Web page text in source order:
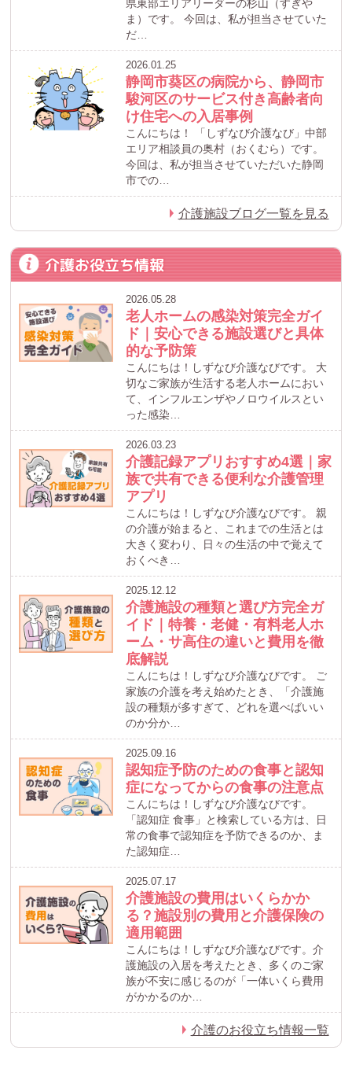
県東部エリアリーダーの杉山（すぎや
ま）です。 今回は、私が担当させていた
だ…
2026.01.25
静岡市葵区の病院から、静岡市
駿河区のサービス付き高齢者向
け住宅への入居事例
こんにちは！ 「しずなび介護なび」中部
エリア相談員の奥村（おくむら）です。
今回は、私が担当させていただいた静岡
市での…
介護施設ブログ一覧を見る
介護お役立ち情報
2026.05.28
老人ホームの感染対策完全ガイ
ド｜安心できる施設選びと具体
的な予防策
こんにちは！しずなび介護なびです。 大
切なご家族が生活する老人ホームにおい
て、インフルエンザやノロウイルスとい
った感染…
2026.03.23
介護記録アプリおすすめ4選｜家
族で共有できる便利な介護管理
アプリ
こんにちは！しずなび介護なびです。 親
の介護が始まると、これまでの生活とは
大きく変わり、日々の生活の中で覚えて
おくべき…
2025.12.12
介護施設の種類と選び方完全ガ
イド｜特養・老健・有料老人ホ
ーム・サ高住の違いと費用を徹
底解説
こんにちは！しずなび介護なびです。 ご
家族の介護を考え始めたとき、「介護施
設の種類が多すぎて、どれを選べばいい
のか分か…
2025.09.16
認知症予防のための食事と認知
症になってからの食事の注意点
こんにちは！しずなび介護なびです。
「認知症 食事」と検索している方は、日
常の食事で認知症を予防できるのか、ま
た認知症…
2025.07.17
介護施設の費用はいくらかか
る？施設別の費用と介護保険の
適用範囲
こんにちは！しずなび介護なびです。介
護施設の入居を考えたとき、多くのご家
族が不安に感じるのが「一体いくら費用
がかかるのか…
介護のお役立ち情報一覧